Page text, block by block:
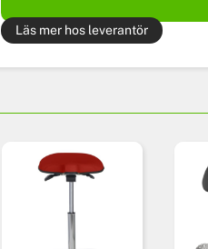
Läs mer hos leverantör